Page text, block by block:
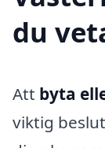
du
Att byta
viktig